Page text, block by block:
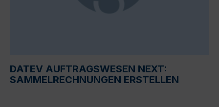
DATEV AUFTRAGSWESEN NEXT:
SAMMELRECHNUNGEN ERSTELLEN